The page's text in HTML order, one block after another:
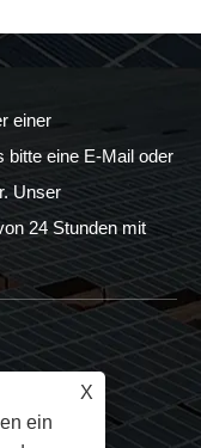
einer
bitte eine E-Mail oder
Unser
24 Stunden mit
X
ein